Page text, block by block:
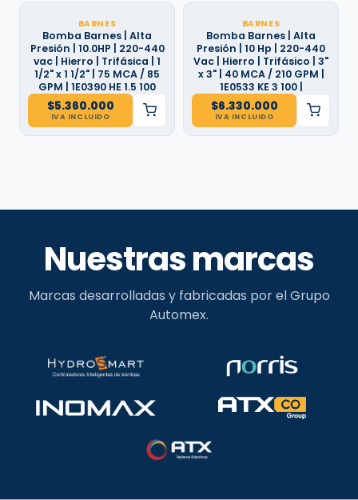
BARNES
Bomba Barnes | Alta
Presión | 10.0HP | 220-440
vac | Hierro | Trifásica | 1
1/2" x 1 1/2" | 75 MCA / 85
GPM | 1E0390 HE 1.5 100
$5.360.000
IVA INCLUIDO
BARNES
Bomba Barnes | Alta
Presión | 10 Hp | 220-440
Vac | Hierro | Trifásico | 3"
x 3" | 40 MCA / 210 GPM |
1E0533 KE 3 100 |
$6.330.000
IVA INCLUIDO
Nuestras marcas
Marcas desarrolladas y fabricadas por el Grupo
Automex.